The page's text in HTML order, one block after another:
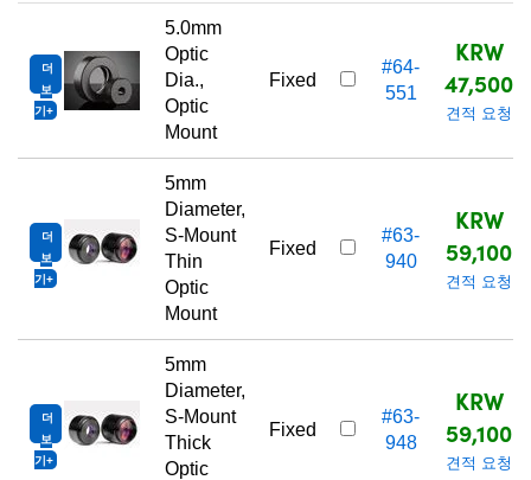
더
보
기
5.0mm
Optic
Dia.,
Optic
Mount
Fixed
#64-
551
KRW
47,500
견적 요청
더
보
기
5mm
Diameter,
S-Mount
Thin
Optic
Mount
Fixed
#63-
940
KRW
59,100
견적 요청
더
보
기
5mm
Diameter,
S-Mount
Thick
Optic
Fixed
#63-
948
KRW
59,100
견적 요청